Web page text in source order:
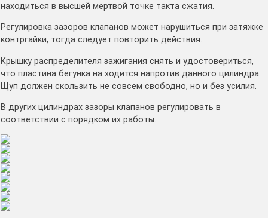
находиться в высшей мертвой точке такта сжатия.
Регулировка зазоров клапанов может нарушиться при затяжке
контргайки, тогда следует повторить действия.
Крышку распределителя зажигания снять и удостовериться,
что пластина бегунка на ходится напротив данного цилиндра.
Щуп должен скользить не совсем свободно, но и без усилия.
В других цилиндрах зазоры клапанов регулировать в
соответствии с порядком их работы.